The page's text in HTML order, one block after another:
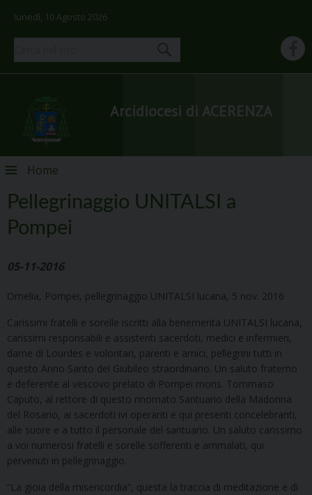
lunedì, 10 Agosto 2026
Arcidiocesi di ACERENZA
Skip
content
Home
Pellegrinaggio UNITALSI a
Pompei
05-11-2016
Omelia, Pompei, pellegrinaggio UNITALSI lucana, 5 nov. 2016
Carissimi fratelli e sorelle iscritti alla benemerita UNITALSI lucana,
carissimi responsabili e assistenti sacerdoti, medici e infermieri,
dame di Lourdes e volontari, parenti e amici, pellegrini tutti in
questo Anno Santo del Giubileo straordinario. Un saluto fraterno
e deferente al vescovo prelato di Pompei mons. Tommaso
Caputo, al rettore di questo rinomato Santuario della Madonna
del Rosario, ai sacerdoti ivi operanti e qui presenti concelebranti,
alle suore e a tutto il personale del santuario. Un saluto carissimo
a voi numerosi fratelli e sorelle sofferenti e ammalati, qui
pervenuti in pellegrinaggio.
“La gioia della misericordia”, questa la traccia di meditazione e di